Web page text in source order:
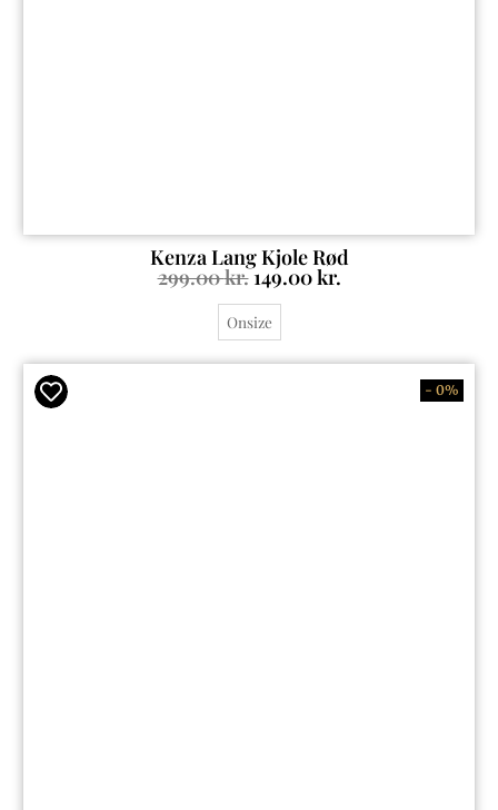
Kenza Lang Kjole Rød
299.00kr.149.00kr.
Onsize
- 0%